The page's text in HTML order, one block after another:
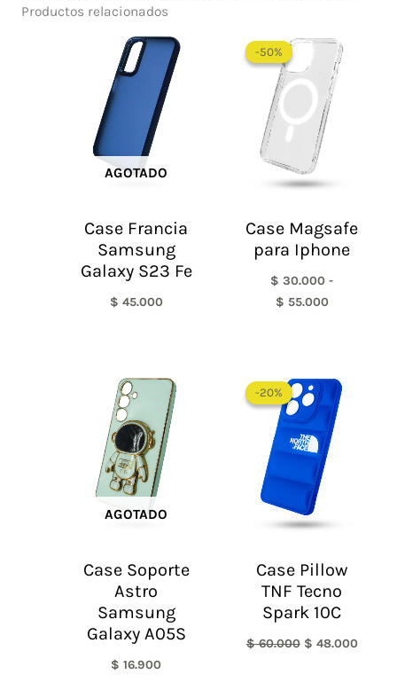
Productos relacionados
AGOTADO
Case Francia
Samsung
Galaxy S23 Fe
$ 45.000
-50%
-50%
Case Magsafe
para Iphone
$ 30.000 -
$ 55.000
de
precios:
desde
$ 30.000
hasta
AGOTADO
Case Soporte
Astro
Samsung
Galaxy A05S
$ 16.900
-20%
-20%
Case Pillow
TNF Tecno
Spark 10C
$60.000
precio
original
era:
$ 60.000.
$ 48.000